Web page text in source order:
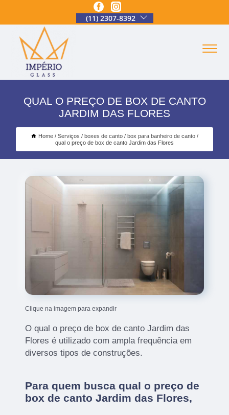
(11) 2307-8392
QUAL O PREÇO DE BOX DE CANTO
JARDIM DAS FLORES
Home Serviços boxes de canto
box para banheiro de canto
qual o preço de box de canto Jardim das Flores
Clique na imagem para expandir
O qual o preço de box de canto Jardim das
Flores é utilizado com ampla frequência em
diversos tipos de construções.
Para quem busca qual o preço de
box de canto Jardim das Flores,